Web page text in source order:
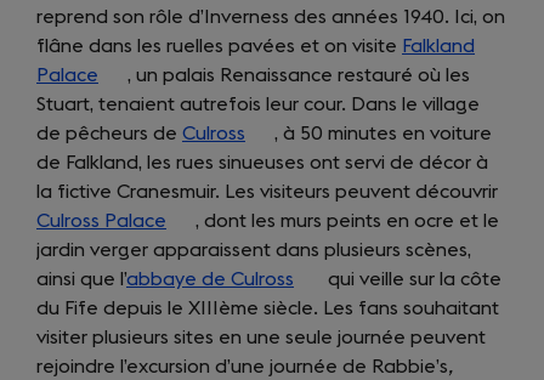
tab)
new
tab)
reprend son rôle d’Inverness des années 1940. Ici, on
flâne dans les ruelles pavées et on visite Falkland
Palace (opens
in
a
new
tab)
, un palais Renaissance restauré où les
Stuart, tenaient autrefois leur cour. Dans le village
de pêcheurs de Culross (opens
in
a
new
tab)
, à 50 minutes en voiture
de Falkland, les rues sinueuses ont servi de décor à
la fictive Cranesmuir. Les visiteurs peuvent découvrir
Culross Palace (opens
in
a
new
tab)
, dont les murs peints en ocre et le
jardin verger apparaissent dans plusieurs scènes,
ainsi que l’abbaye de Culross (opens
in
a
new
qui veille sur la côte
du Fife depuis le XIIIème siècle. Les fans souhaitant
visiter plusieurs sites en une seule journée peuvent
rejoindre l’excursion d’une journée de Rabbie’s,